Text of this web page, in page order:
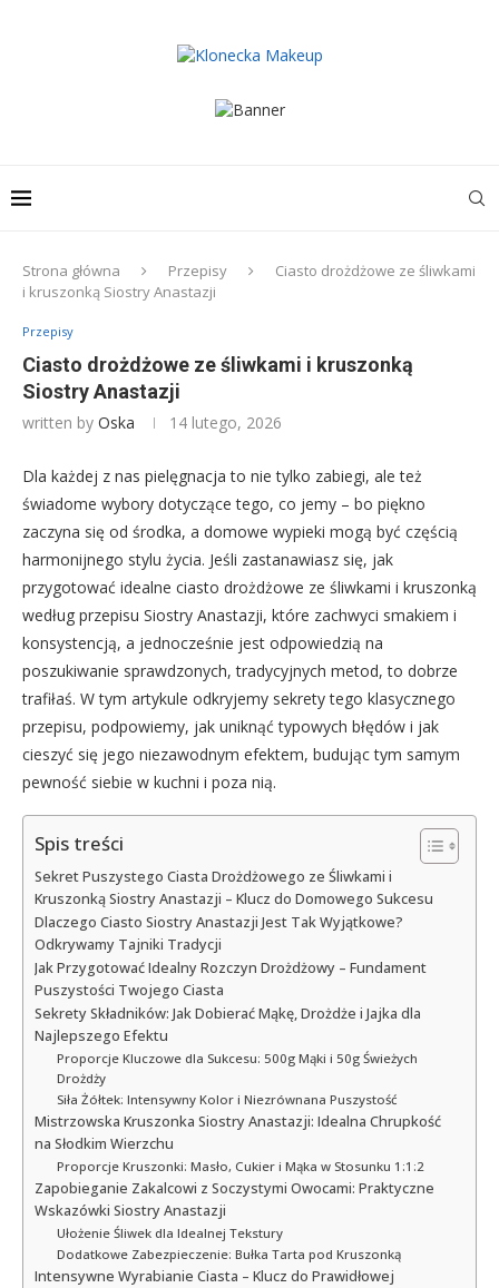
Strona główna Przepisy
Ciasto drożdżowe ze śliwkami
i kruszonką Siostry Anastazji
Przepisy
Ciasto drożdżowe ze śliwkami i kruszonką
Siostry Anastazji
written by Oska 14 lutego, 2026
Dla każdej z nas pielęgnacja to nie tylko zabiegi, ale też
świadome wybory dotyczące tego, co jemy – bo piękno
zaczyna się od środka, a domowe wypieki mogą być częścią
harmonijnego stylu życia. Jeśli zastanawiasz się, jak
przygotować idealne ciasto drożdżowe ze śliwkami i kruszonką
według przepisu Siostry Anastazji, które zachwyci smakiem i
konsystencją, a jednocześnie jest odpowiedzią na
poszukiwanie sprawdzonych, tradycyjnych metod, to dobrze
trafiłaś. W tym artykule odkryjemy sekrety tego klasycznego
przepisu, podpowiemy, jak uniknąć typowych błędów i jak
cieszyć się jego niezawodnym efektem, budując tym samym
pewność siebie w kuchni i poza nią.
Spis treści
Sekret Puszystego Ciasta Drożdżowego ze Śliwkami i
Kruszonką Siostry Anastazji – Klucz do Domowego Sukcesu
Dlaczego Ciasto Siostry Anastazji Jest Tak Wyjątkowe?
Odkrywamy Tajniki Tradycji
Jak Przygotować Idealny Rozczyn Drożdżowy – Fundament
Puszystości Twojego Ciasta
Sekrety Składników: Jak Dobierać Mąkę, Drożdże i Jajka dla
Najlepszego Efektu
Proporcje Kluczowe dla Sukcesu: 500g Mąki i 50g Świeżych
Drożdży
Siła Żółtek: Intensywny Kolor i Niezrównana Puszystość
Mistrzowska Kruszonka Siostry Anastazji: Idealna Chrupkość
na Słodkim Wierzchu
Proporcje Kruszonki: Masło, Cukier i Mąka w Stosunku 1:1:2
Zapobieganie Zakalcowi z Soczystymi Owocami: Praktyczne
Wskazówki Siostry Anastazji
Ułożenie Śliwek dla Idealnej Tekstury
Dodatkowe Zabezpieczenie: Bułka Tarta pod Kruszonką
Intensywne Wyrabianie Ciasta – Klucz do Prawidłowej